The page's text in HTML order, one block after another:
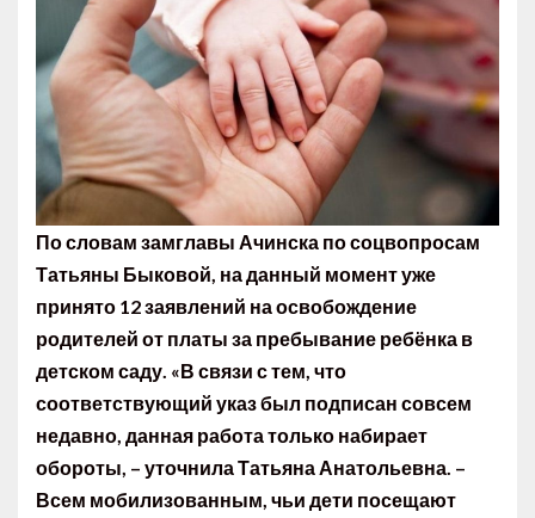
По словам замглавы Ачинска по соцвопросам
Татьяны Быковой, на данный момент уже
принято 12 заявлений на освобождение
родителей от платы за пребывание ребёнка в
детском саду. «В связи с тем, что
соответствующий указ был подписан совсем
недавно, данная работа только набирает
обороты, – уточнила Татьяна Анатольевна. –
Всем мобилизованным, чьи дети посещают